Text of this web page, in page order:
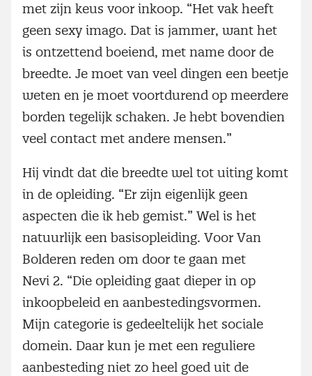
met zijn keus voor inkoop. “Het vak heeft
geen sexy imago. Dat is jammer, want het
is ontzettend boeiend, met name door de
breedte. Je moet van veel dingen een beetje
weten en je moet voortdurend op meerdere
borden tegelijk schaken. Je hebt bovendien
veel contact met andere mensen.”
Hij vindt dat die breedte wel tot uiting komt
in de opleiding. “Er zijn eigenlijk geen
aspecten die ik heb gemist.” Wel is het
natuurlijk een basisopleiding. Voor Van
Bolderen reden om door te gaan met
Nevi 2. “Die opleiding gaat dieper in op
inkoopbeleid en aanbestedingsvormen.
Mijn categorie is gedeeltelijk het sociale
domein. Daar kun je met een reguliere
aanbesteding niet zo heel goed uit de